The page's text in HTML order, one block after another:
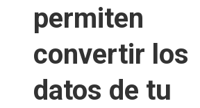
permiten
convertir los
datos de tu